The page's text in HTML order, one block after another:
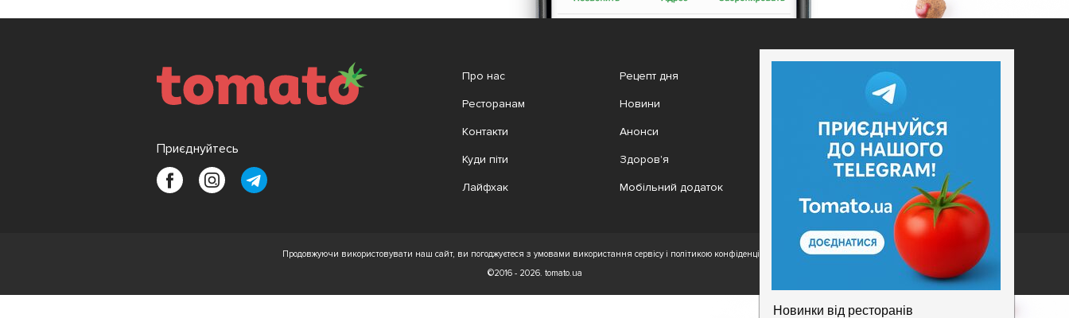
Приєднуйтесь
Про нас
Ресторанам
Контакти
Куди піти
Лайфхак
Рецепт дня
Новини
Анонси
Здоров'я
Мобільний додаток
Додати заклад
Конфіденційність
Умови
Продовжуючи використовувати наш сайт, ви погоджуєтеся з умовами використання сервісу і політикою конфіденційності.
©2016 - 2026. tomato.ua